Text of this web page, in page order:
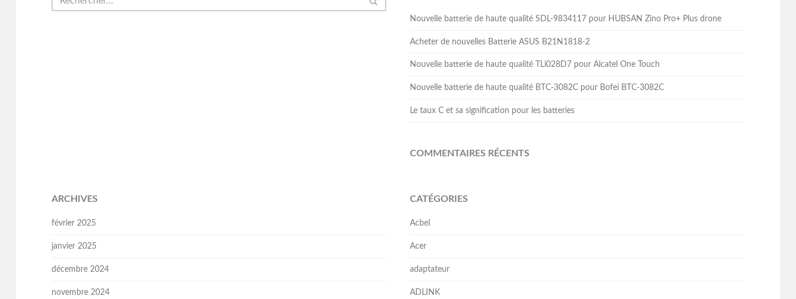
Nouvelle batterie de haute qualité SDL-9834117 pour HUBSAN Zino Pro+ Plus drone
Acheter de nouvelles Batterie ASUS B21N1818-2
Nouvelle batterie de haute qualité TLi028D7 pour Alcatel One Touch
Nouvelle batterie de haute qualité BTC-3082C pour Bofei BTC-3082C
Le taux C et sa signification pour les batteries
COMMENTAIRES RÉCENTS
ARCHIVES
février 2025
janvier 2025
décembre 2024
novembre 2024
CATÉGORIES
Acbel
Acer
adaptateur
ADLINK